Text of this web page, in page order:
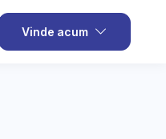
Vinde acum